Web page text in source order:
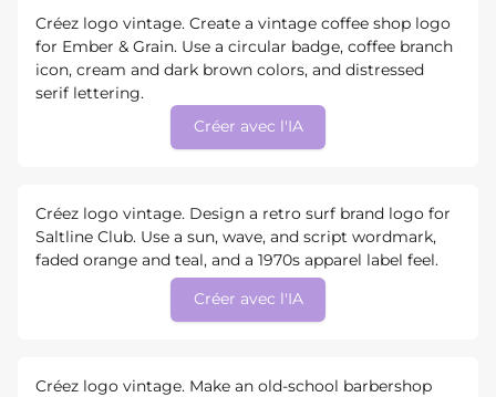
Créez logo vintage. Create a vintage coffee shop logo
for Ember & Grain. Use a circular badge, coffee branch
icon, cream and dark brown colors, and distressed
serif lettering.
Créer avec l'IA
Créez logo vintage. Design a retro surf brand logo for
Saltline Club. Use a sun, wave, and script wordmark,
faded orange and teal, and a 1970s apparel label feel.
Créer avec l'IA
Créez logo vintage. Make an old-school barbershop